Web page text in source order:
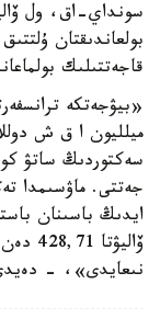
سونداي-اق، ول
بولعاندىقتان
قاجەتتىلىك
ميلليون ا ق ش
جەتتى. ماۋسىمدا
ايدىڭ باسىنان
نىعايدى»، - دەيدى